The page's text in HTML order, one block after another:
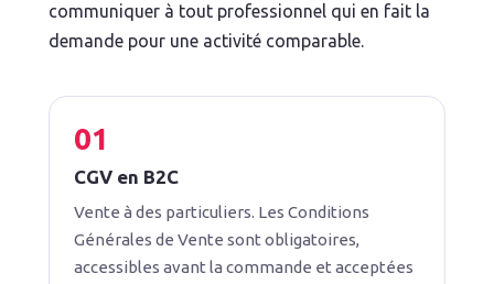
communiquer à tout professionnel qui en fait la
demande pour une activité comparable.
CGV en B2C
Vente à des particuliers. Les Conditions
Générales de Vente sont obligatoires,
accessibles avant la commande et acceptées